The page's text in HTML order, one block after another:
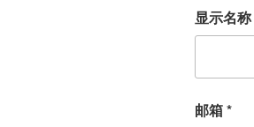
显示名称
邮箱*